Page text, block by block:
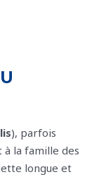
), parfois
la famille des
longue et